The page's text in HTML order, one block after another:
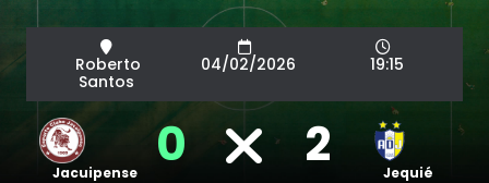
Roberto
Santos
04/02/2026 19:15
Jacuipense 0 2 Jequié